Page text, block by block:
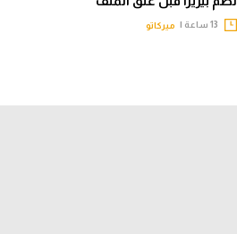
ميركاتو